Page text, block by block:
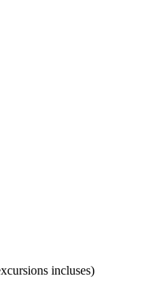
incluses)